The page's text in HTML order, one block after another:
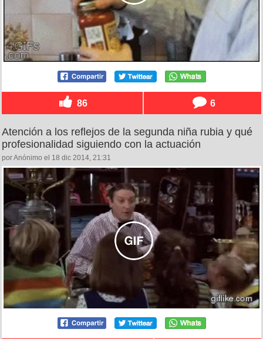
86 6
Atención a los reflejos de la segunda niña rubia y qué
profesionalidad siguiendo con la actuación
por Anónimo el 18 dic 2014, 21:31